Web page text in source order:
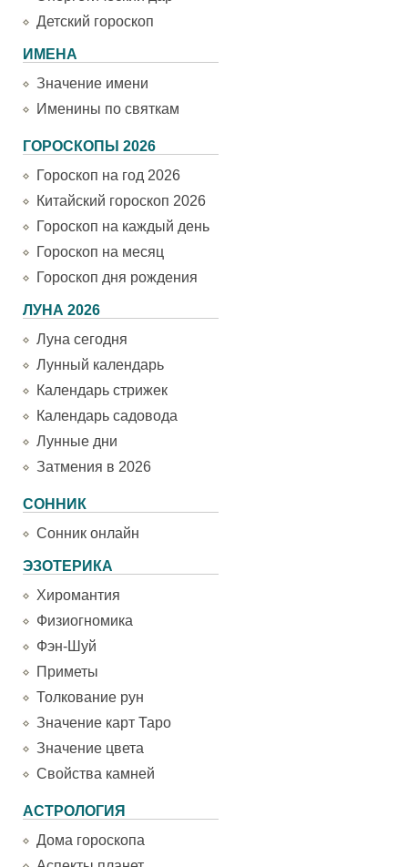
Детский гороскоп
ИМЕНА
Значение имени
Именины по святкам
ГОРОСКОПЫ 2026
Гороскоп на год 2026
Китайский гороскоп 2026
Гороскоп на каждый день
Гороскоп на месяц
Гороскоп дня рождения
ЛУНА 2026
Луна сегодня
Лунный календарь
Календарь стрижек
Календарь садовода
Лунные дни
Затмения в 2026
СОННИК
Сонник онлайн
ЭЗОТЕРИКА
Хиромантия
Физиогномика
Фэн-Шуй
Приметы
Толкование рун
Значение карт Таро
Значение цвета
Свойства камней
АСТРОЛОГИЯ
Дома гороскопа